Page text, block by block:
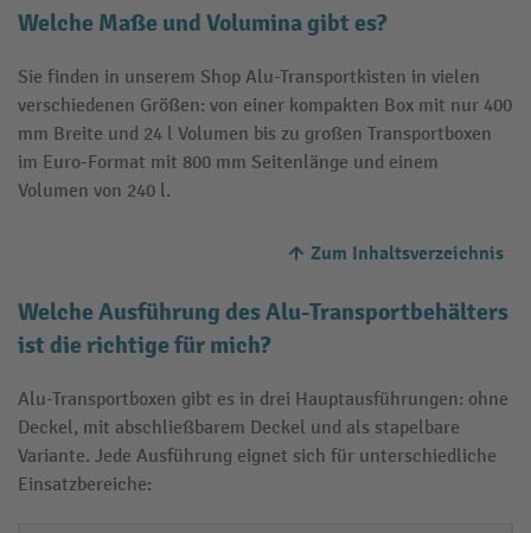
Welche Maße und Volumina gibt es?
Sie finden in unserem Shop Alu-Transportkisten in vielen
verschiedenen Größen: von einer kompakten Box mit nur 400
mm Breite und 24 l Volumen bis zu großen Transportboxen
im Euro-Format mit 800 mm Seitenlänge und einem
Volumen von 240 l.
Zum Inhaltsverzeichnis
Welche Ausführung des Alu-Transportbehälters
ist die richtige für mich?
Alu-Transportboxen gibt es in drei Hauptausführungen: ohne
Deckel, mit abschließbarem Deckel und als stapelbare
Variante. Jede Ausführung eignet sich für unterschiedliche
Einsatzbereiche: